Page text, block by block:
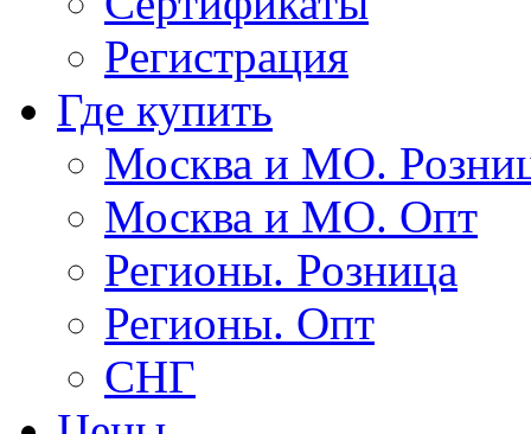
Регистрация
Где купить
Москва и МО.
Москва и МО. Опт
Регионы. Розница
Регионы. Опт
СНГ